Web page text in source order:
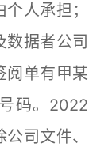
人承担；
数据者公司
阅单有甲某
码。2022
司文件、